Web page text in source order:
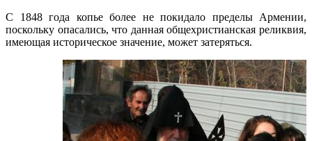
С 1848 года копье более не покидало пределы Армении,
поскольку опасались, что данная общехристианская реликвия,
имеющая историческое значение, может затеряться.